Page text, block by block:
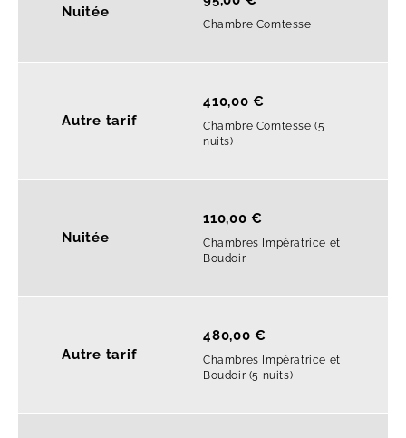
Nuitée
Chambre Comtesse
Autre tarif
410,00 €
Chambre Comtesse (5
nuits)
Nuitée
110,00 €
Chambres Impératrice et
Boudoir
Autre tarif
480,00 €
Chambres Impératrice et
Boudoir (5 nuits)